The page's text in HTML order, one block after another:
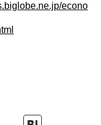
econo